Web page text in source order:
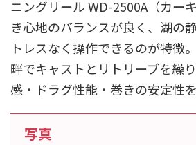
ニングリール WD-2500A（カー
き心地のバランスが良く、湖の
トレスなく操作できるのが特徴
畔でキャストとリトリーブを繰
感・ドラグ性能・巻きの安定性
写真